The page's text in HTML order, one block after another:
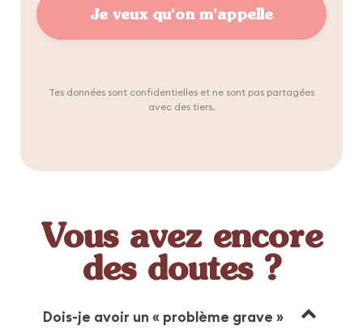
Je veux qu'on m'appelle
Tes données sont confidentielles et ne sont pas partagées
avec des tiers.
Vous avez encore
des doutes ?
Dois-je avoir un « problème grave »